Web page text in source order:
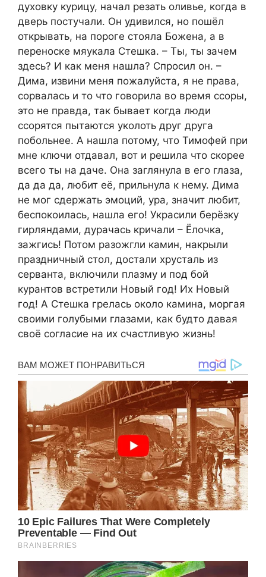
духовку курицу, начал резать оливье, когда в
дверь постучали. Он удивился, но пошёл
открывать, на пороге стояла Божена, а в
переноске мяукала Стешка. – Ты, ты зачем
здесь? И как меня нашла? Спросил он. –
Дима, извини меня пожалуйста, я не права,
сорвалась и то что говорила во время ссоры,
это не правда, так бывает когда люди
ссорятся пытаются уколоть друг друга
побольнее. А нашла потому, что Тимофей при
мне ключи отдавал, вот и решила что скорее
всего ты на даче. Она заглянула в его глаза,
да да да, любит её, прильнула к нему. Дима
не мог сдержать эмоций, ура, значит любит,
беспокоилась, нашла его! Украсили берёзку
гирляндами, дурачась кричали – Ёлочка,
зажгись! Потом разожгли камин, накрыли
праздничный стол, достали хрусталь из
серванта, включили плазму и под бой
курантов встретили Новый год! Их Новый
год! А Стешка грелась около камина, моргая
своими голубыми глазами, как будто давая
своё согласие на их счастливую жизнь!